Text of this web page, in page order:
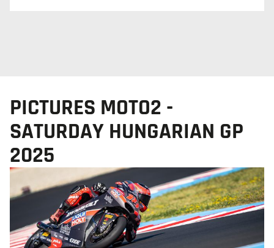
PICTURES MOTO2 -
SATURDAY HUNGARIAN GP
2025